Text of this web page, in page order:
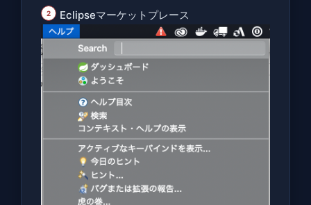
1.4
Spring
Tool
Suite ダ
ッシュ
ボード
を開く
1.5
Pivot
Eclipseマーケットプレース